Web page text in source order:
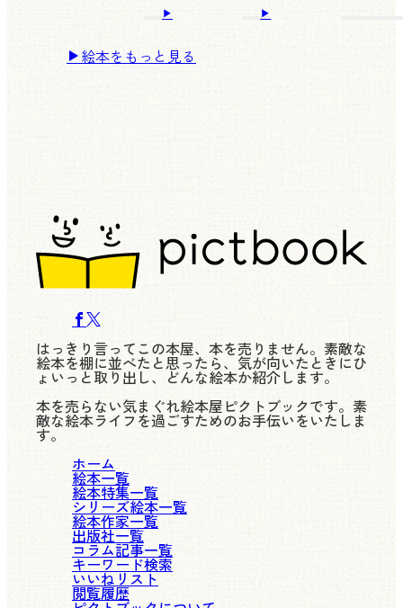
絵本をもっと見る
はっきり言ってこの本屋、本を売りません。素敵な
絵本を棚に並べたと思ったら、気が向いたときにひ
ょいっと取り出し、どんな絵本か紹介します。
本を売らない気まぐれ絵本屋ピクトブックです。素
敵な絵本ライフを過ごすためのお手伝いをいたしま
す。
ホーム
絵本一覧
絵本特集一覧
シリーズ絵本一覧
絵本作家一覧
出版社一覧
コラム記事一覧
キーワード検索
いいねリスト
閲覧履歴